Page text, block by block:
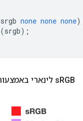
srgb none none none
(srgb);
s RGB לינארי באמצעות